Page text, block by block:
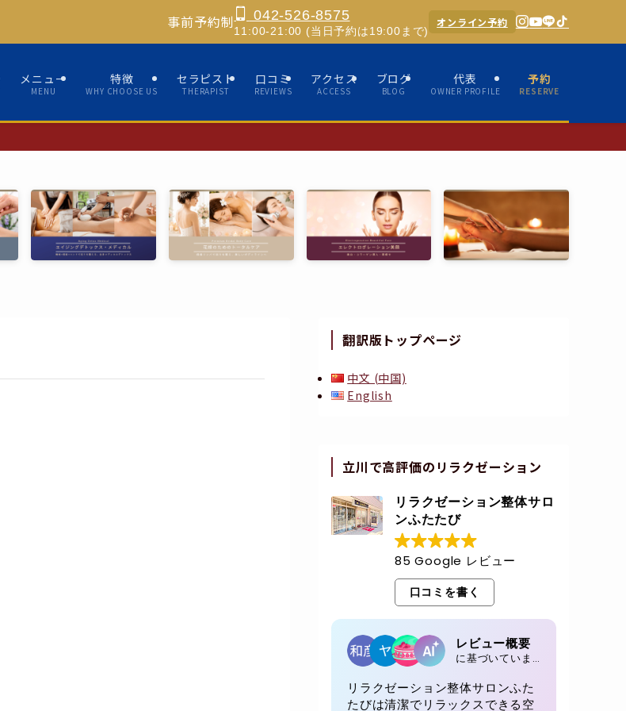
事前予約制 042-526-8575
11:00-21:00 (当日予約は19:00まで)
オンライン予約
メニュー
MENU
特徴
WHY CHOOSE US
セラピスト
THERAPIST
口コミ
REVIEWS
アクセス
ACCESS
ブログ
BLOG
代表
OWNER PROFILE
予約
RESERVE
翻訳版トップページ
中文 (中国)
English
立川で高評価のリラクゼーション
リラクゼーション整体サロ
ンふたたび
85 Google レビュー
口コミを書く
レビュー概要
に基づいています 85 レビュー
リラクゼーション整体サロンふた
たびは清潔でリラックスできる空